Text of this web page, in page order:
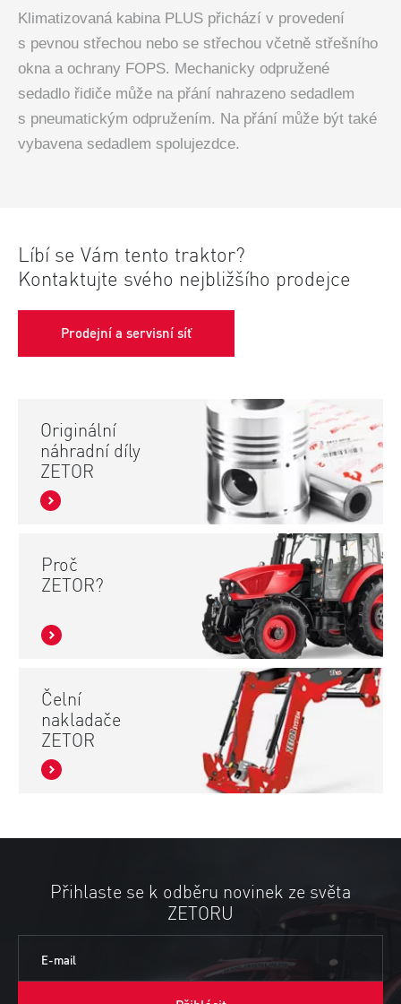
Klimatizovaná kabina PLUS přichází v provedení
s pevnou střechou nebo se střechou včetně střešního
okna a ochrany FOPS. Mechanicky odpružené
sedadlo řidiče může na přání nahrazeno sedadlem
s pneumatickým odpružením. Na přání může být také
vybavena sedadlem spolujezdce.
Líbí se Vám tento traktor?
Kontaktujte svého nejbližšího prodejce
Prodejní a servisní síť
Originální
náhradní díly
ZETOR
Proč
ZETOR?
Čelní
nakladače
ZETOR
Přihlaste se k odběru novinek ze světa
ZETORU
E-mail